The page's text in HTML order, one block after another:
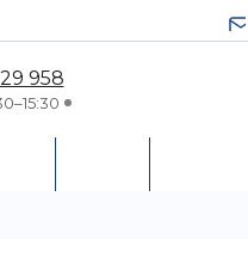
958